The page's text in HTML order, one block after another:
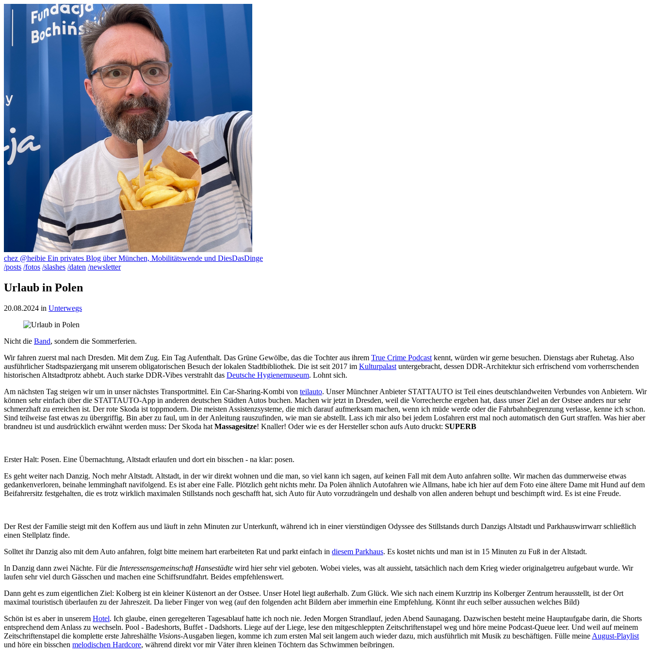
chez @heibie Ein privates Blog über München, Mobilitätswende und DiesDasDinge
/posts /fotos /slashes /daten /newsletter
Urlaub in Polen
20.08.2024 in Unterwegs
Nicht die Band, sondern die Sommerferien.
Wir fahren zuerst mal nach Dresden. Mit dem Zug. Ein Tag Aufenthalt. Das Grüne Gewölbe, das die Tochter aus ihrem True Crime Podcast kennt, würden wir gerne besuchen. Dienstags aber Ruhetag. Also
ausführlicher Stadtspaziergang mit unserem obligatorischen Besuch der lokalen Stadtbibliothek. Die ist seit 2017 im Kulturpalast untergebracht, dessen DDR-Architektur sich erfrischend vom vorherrschenden
historischen Altstadtprotz abhebt. Auch starke DDR-Vibes verstrahlt das Deutsche Hygienemuseum. Lohnt sich.
Am nächsten Tag steigen wir um in unser nächstes Transportmittel. Ein Car-Sharing-Kombi von teilauto. Unser Münchner Anbieter STATTAUTO ist Teil eines deutschlandweiten Verbundes von Anbietern. Wir
können sehr einfach über die STATTAUTO-App in anderen deutschen Städten Autos buchen. Machen wir jetzt in Dresden, weil die Vorrecherche ergeben hat, dass unser Ziel an der Ostsee anders nur sehr
schmerzhaft zu erreichen ist. Der rote Skoda ist toppmodern. Die meisten Assistenzsysteme, die mich darauf aufmerksam machen, wenn ich müde werde oder die Fahrbahnbegrenzung verlasse, kenne ich schon.
Sind teilweise fast etwas zu übergriffig. Bin aber zu faul, um in der Anleitung rauszufinden, wie man sie abstellt. Lass ich mir also bei jedem Losfahren erst mal noch automatisch den Gurt straffen. Was hier aber
brandneu ist und ausdrücklich erwähnt werden muss: Der Skoda hat Massagesitze! Knaller! Oder wie es der Hersteller schon aufs Auto druckt: SUPERB
Erster Halt: Posen. Eine Übernachtung, Altstadt erlaufen und dort ein bisschen - na klar: posen.
Es geht weiter nach Danzig. Noch mehr Altstadt. Altstadt, in der wir direkt wohnen und die man, so viel kann ich sagen, auf keinen Fall mit dem Auto anfahren sollte. Wir machen das dummerweise etwas
gedankenverloren, beinahe lemminghaft navifolgend. Es ist aber eine Falle. Plötzlich geht nichts mehr. Da Polen ähnlich Autofahren wie Allmans, habe ich hier auf dem Foto eine ältere Dame mit Hund auf dem
Beifahrersitz festgehalten, die es trotz wirklich maximalen Stillstands noch geschafft hat, sich Auto für Auto vorzudrängeln und deshalb von allen anderen behupt und beschimpft wird. Es ist eine Freude.
Der Rest der Familie steigt mit den Koffern aus und läuft in zehn Minuten zur Unterkunft, während ich in einer vierstündigen Odyssee des Stillstands durch Danzigs Altstadt und Parkhauswirrwarr schließlich
einen Stellplatz finde.
Solltet ihr Danzig also mit dem Auto anfahren, folgt bitte meinem hart erarbeiteten Rat und parkt einfach in diesem Parkhaus. Es kostet nichts und man ist in 15 Minuten zu Fuß in der Altstadt.
In Danzig dann zwei Nächte. Für die Interessensgemeinschaft Hansestädte wird hier sehr viel geboten. Wobei vieles, was alt aussieht, tatsächlich nach dem Krieg wieder originalgetreu aufgebaut wurde. Wir
laufen sehr viel durch Gässchen und machen eine Schiffsrundfahrt. Beides empfehlenswert.
Dann geht es zum eigentlichen Ziel: Kolberg ist ein kleiner Küstenort an der Ostsee. Unser Hotel liegt außerhalb. Zum Glück. Wie sich nach einem Kurztrip ins Kolberger Zentrum herausstellt, ist der Ort
maximal touristisch überlaufen zu der Jahreszeit. Da lieber Finger von weg (auf den folgenden acht Bildern aber immerhin eine Empfehlung. Könnt ihr euch selber aussuchen welches Bild)
Schön ist es aber in unserem Hotel. Ich glaube, einen geregelteren Tagesablauf hatte ich noch nie. Jeden Morgen Strandlauf, jeden Abend Saunagang. Dazwischen besteht meine Hauptaufgabe darin, die Shorts
entsprechend dem Anlass zu wechseln. Pool - Badeshorts, Buffet - Dadshorts. Liege auf der Liege, lese den mitgeschleppten Zeitschriftenstapel weg und höre meine Podcast-Queue leer. Und weil auf meinem
Zeitschriftenstapel die komplette erste Jahreshälfte Visions-Ausgaben liegen, komme ich zum ersten Mal seit langem auch wieder dazu, mich ausführlich mit Musik zu beschäftigen. Fülle meine August-Playlist
und höre ein bisschen melodischen Hardcore, während direkt vor mir Väter ihren kleinen Töchtern das Schwimmen beibringen.